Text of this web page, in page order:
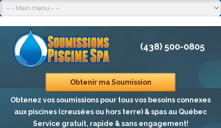
(438) 500-0805
Obtenir ma Soumission
Obtenez vos soumissions pour tous vos besoins connexes
aux piscines (creusées ou hors terre) & spas au Québec
Service gratuit, rapide & sans engagement!